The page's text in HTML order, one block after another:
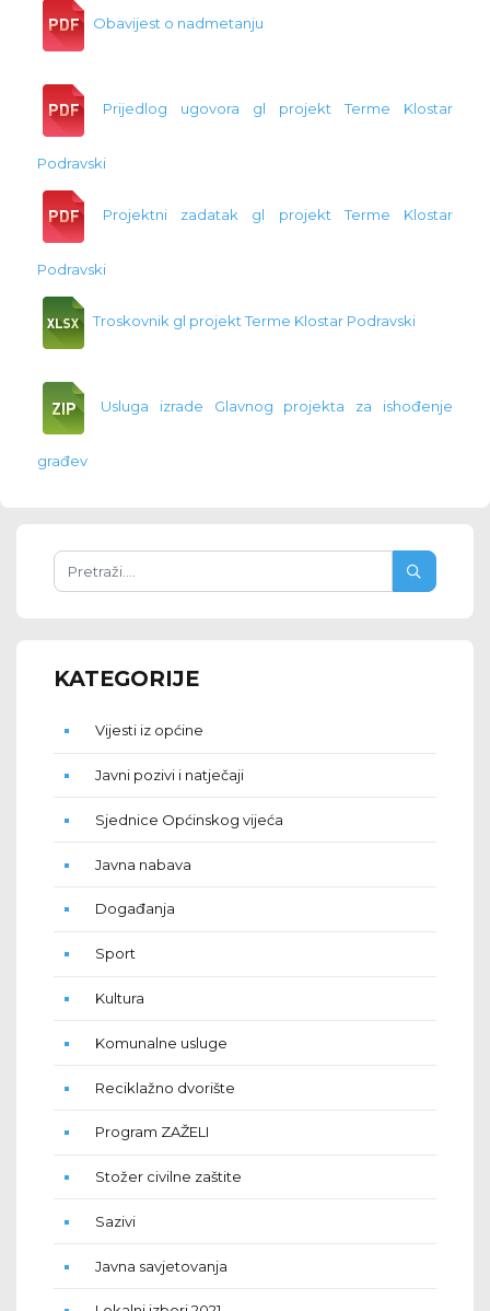
Obavijest o nadmetanju
Prijedlog ugovora gl projekt Terme Klostar
Podravski
Projektni zadatak gl projekt Terme Klostar
Podravski
Troskovnik gl projekt Terme Klostar Podravski
Usluga izrade Glavnog projekta za ishođenje
građev
KATEGORIJE
Vijesti iz općine
Javni pozivi i natječaji
Sjednice Općinskog vijeća
Javna nabava
Događanja
Sport
Kultura
Komunalne usluge
Reciklažno dvorište
Program ZAŽELI
Stožer civilne zaštite
Sazivi
Javna savjetovanja